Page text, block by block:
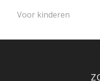
Voor kinderen